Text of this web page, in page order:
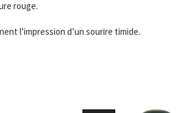
rouge.
l’impression d’un sourire timide.